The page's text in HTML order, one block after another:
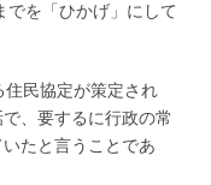
でを「ひかげ」にして
住民協定が策定され
、要するに行政の常
たと言うことであ